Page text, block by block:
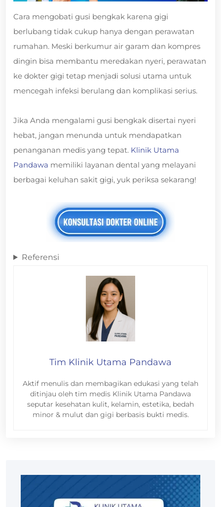
Cara mengobati gusi bengkak karena gigi
berlubang tidak cukup hanya dengan perawatan
rumahan. Meski berkumur air garam dan kompres
dingin bisa membantu meredakan nyeri, perawatan
ke dokter gigi tetap menjadi solusi utama untuk
mencegah infeksi berulang dan komplikasi serius.
Jika Anda mengalami gusi bengkak disertai nyeri
hebat, jangan menunda untuk mendapatkan
penanganan medis yang tepat. Klinik Utama
Pandawa memiliki layanan dental yang melayani
berbagai keluhan sakit gigi, yuk periksa sekarang!
Referensi
Tim Klinik Utama Pandawa
Aktif menulis dan membagikan edukasi yang telah
ditinjau oleh tim medis Klinik Utama Pandawa
seputar kesehatan kulit, kelamin, estetika, bedah
minor & mulut dan gigi berbasis bukti medis.